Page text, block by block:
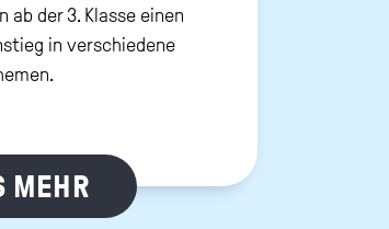
ab der 3. Klasse einen
in verschiedene
MEHR